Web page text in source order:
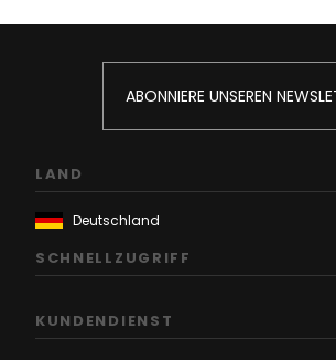
ABONNIERE UNSEREN
LAND
SCHNELLZUGRIFF
KUNDENDIENST